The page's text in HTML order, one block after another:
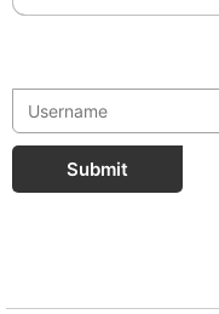
Submit